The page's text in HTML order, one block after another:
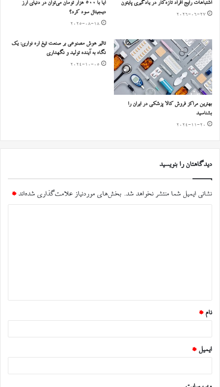
اشتباهات رایج افراد تازه‌کار در یادگیری پایتون
2026-06-27
آیا با ۵۰۰ هزار تومان می‌توان در دنیای ارز
دیجیتال سود کرد؟
2025-08-18
بهترین مراکز فروش کالا پزشکی در ایران را
بشناسید
2024-11-20
تاثیر هوش مصنوعی بر صنعت تیغ اره نواری: یک
نگاه به آینده تولید و نگهداری
2024-10-05
دیدگاهتان را بنویسید
نشانی ایمیل شما منتشر نخواهد شد. بخش‌های موردنیاز علامت‌گذاری شده‌اند *
*
نام *
ایمیل *